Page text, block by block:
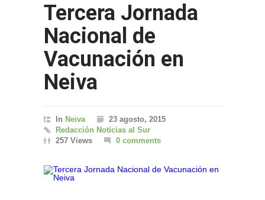
Tercera Jornada
Nacional de
Vacunación en
Neiva
In Neiva
23 agosto, 2015
Redacción Noticias al Sur
257 Views
0 comments